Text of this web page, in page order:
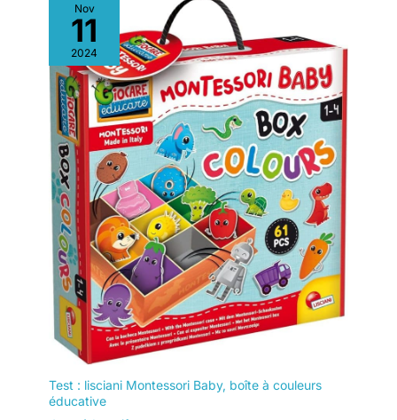
Nov
11
2024
Test : lisciani Montessori Baby, boîte à couleurs
éducative